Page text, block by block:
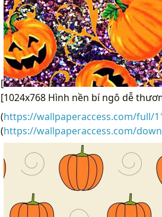
[
[1024x768 Hình nền bí ngô dễ
(https://wallpaperaccess.com/full/
(https://wallpaperaccess.com/